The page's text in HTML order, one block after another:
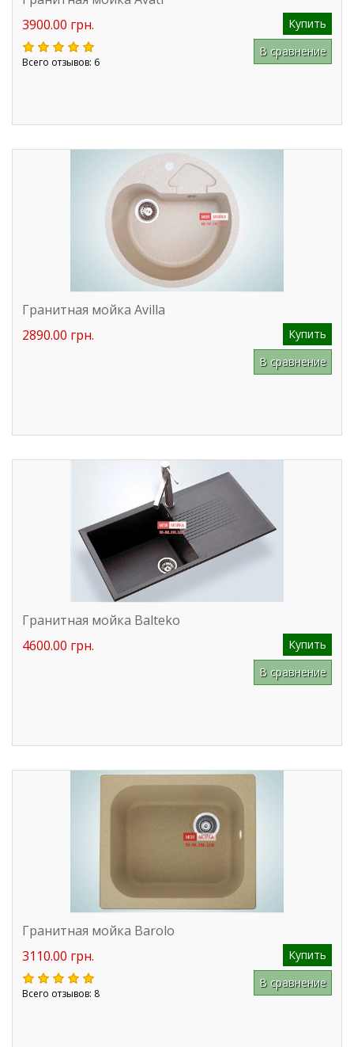
3900.00 грн.
Купить
Всего отзывов: 6
В сравнение
Гранитная мойка Avilla
2890.00 грн.
Купить
В сравнение
Гранитная мойка Balteko
4600.00 грн.
Купить
В сравнение
Гранитная мойка Barolo
3110.00 грн.
Купить
Всего отзывов: 8
В сравнение